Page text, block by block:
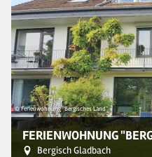
© Ferienwohnung "Bergisches Land"
FERIENWOHNUNG
Bergisch Gladbach